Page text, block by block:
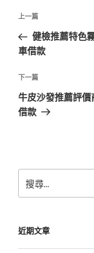
文
導
覽
上
一
篇
章
上一篇
健檢推薦特色
車借款
下
一
篇
下一篇
牛皮沙發推薦評
借款
尋
字:
近期文章